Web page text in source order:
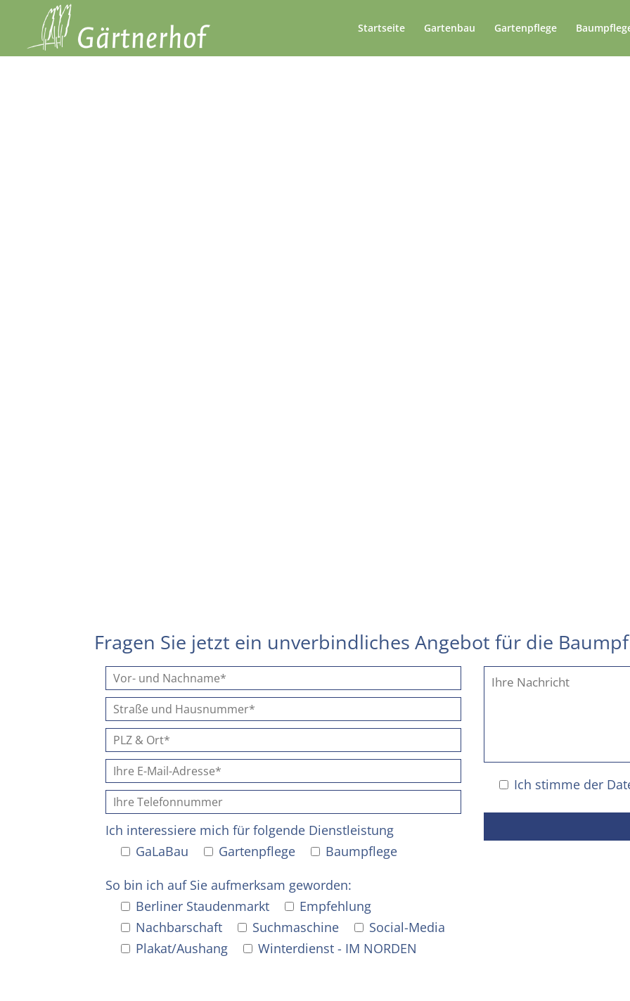
Startseite Gartenbau Gartenpflege
Fragen Sie jetzt ein unverbindliches Angebot für die
Ich interessiere mich für folgende Dienstleistung
GaLaBau
Gartenpflege
Baumpflege
So bin ich auf Sie aufmerksam geworden:
Berliner Staudenmarkt
Empfehlung
Nachbarschaft
Suchmaschine
Social-Media
Plakat/Aushang
Winterdienst - IM NORDEN
Ich stimme der